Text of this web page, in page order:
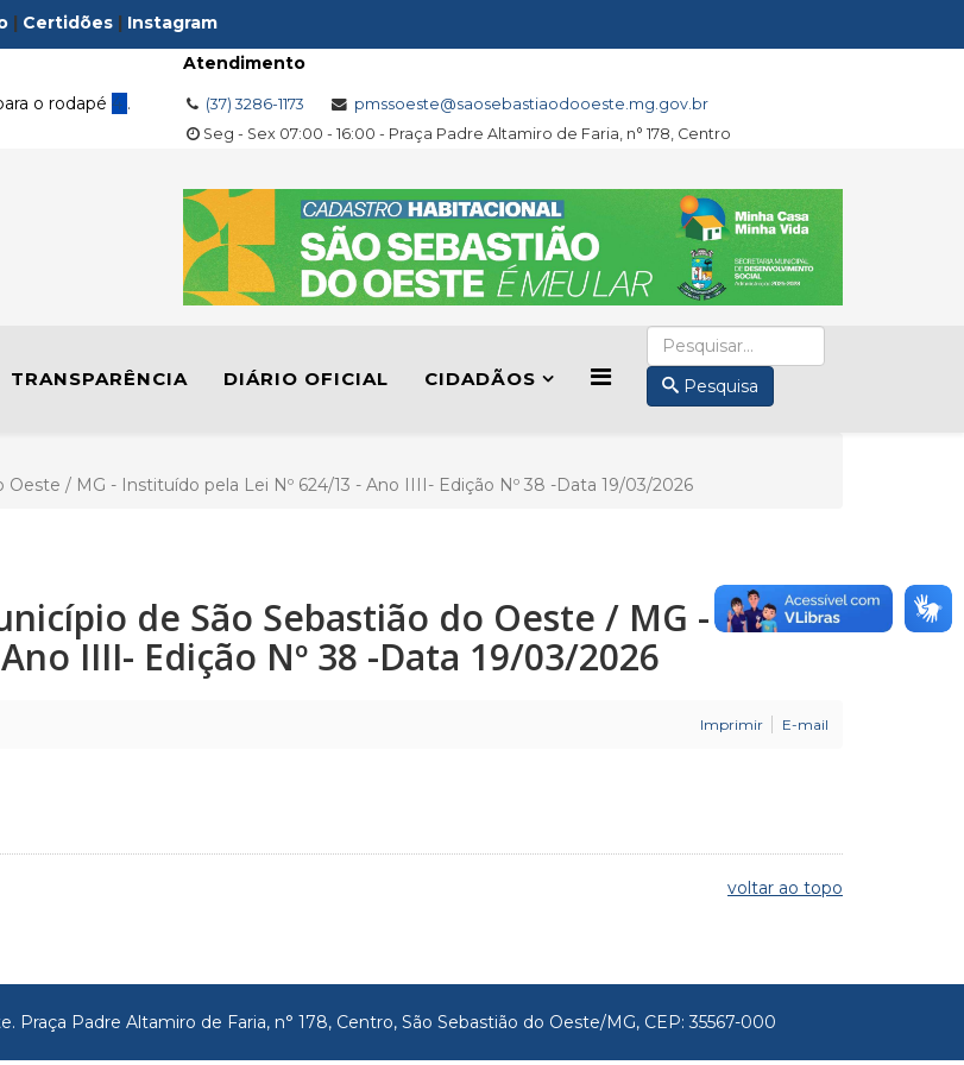
| Certidões | Instagram
o rodapé 4 .
Atendimento
(37) 3286-1173
pmssoeste@saosebastiaodooeste.mg.gov.br
Seg - Sex 07:00 - 16:00 - Praça Padre Altamiro de Faria, n° 178, Centro
TRANSPARÊNCIA DIÁRIO OFICIAL CIDADÃOS Pesquisa
/ MG - Instituído pela Lei Nº 624/13 - Ano IIII- Edição Nº 38 -Data 19/03/2026
de São Sebastião do Oeste / MG -
IIII- Edição Nº 38 -Data 19/03/2026
Imprimir E-mail
voltar ao topo
Padre Altamiro de Faria, n° 178, Centro, São Sebastião do Oeste/MG, CEP: 35567-000